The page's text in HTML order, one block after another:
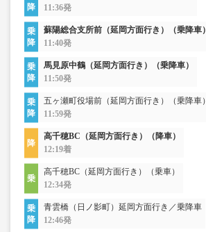
11:36発
蘇陽総合支所前（延岡方面行き）（乗降車）
11:40発
馬見原中鶴（延岡方面行き）（乗降車）
11:50発
五ヶ瀬町役場前（延岡方面行き）（乗降車）
11:59発
高千穂BC（延岡方面行き）（降車）
12:19着
高千穂BC（延岡方面行き）（乗車）
12:34発
青雲橋（日ノ影町）延岡方面行き／乗降車
12:46発